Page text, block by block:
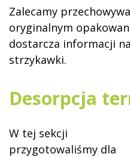
Zalecamy
oryginalnym
dostarcza informacji
strzykawki.
Desorpcja
W tej sekcji
przygotowaliśmy dla